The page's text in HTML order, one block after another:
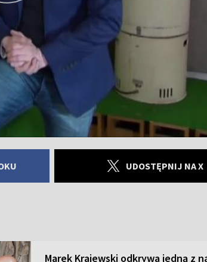
UDOSTĘPNIJ NA X
Marek Krajewski odkrywa jedną z